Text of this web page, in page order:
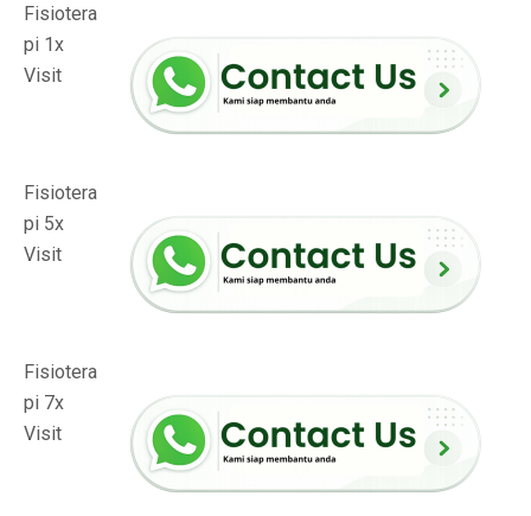
Fisiotera
pi 1x
Visit
Fisiotera
pi 5x
Visit
Fisiotera
pi 7x
Visit